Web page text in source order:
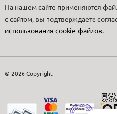
На нашем сайте применяются
с сайтом, вы подтверждаете
использования cookie-файлов.
© 2026 Copyright